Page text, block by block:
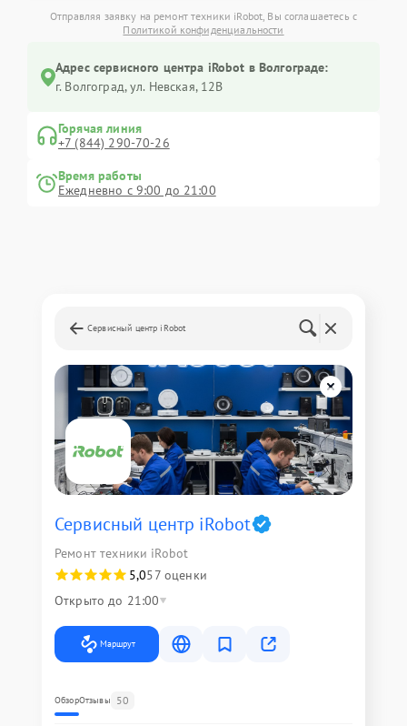
Отправляя заявку на ремонт техники iRobot, Вы соглашаетесь с
Политикой конфиденциальности
Адрес сервисного центра iRobot в Волгограде:
г. Волгоград, ул. Невская, 12В
Горячая линия
+7 (844) 290-70-26
Время работы
Ежедневно с 9:00 до 21:00
Сервисный центр iRobot
Сервисный центр iRobot
Ремонт техники iRobot
5,057 оценки
Открыто до 21:00
Маршрут
ОбзорОтзывы 50